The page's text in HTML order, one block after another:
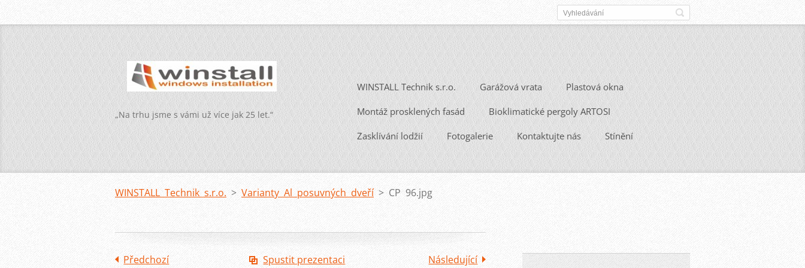
„Na trhu jsme s vámi už více jak 25 let.“
WINSTALL Technik s.r.o. Garážová vrata Plastová okna
Montáž prosklených fasád Bioklimatické pergoly ARTOSI
Zasklívání lodžií Fotogalerie Kontaktujte nás Stínění
WINSTALL Technik s.r.o. > Varianty Al posuvných dveří > CP 96.jpg
Předchozí Spustit prezentaci Následující